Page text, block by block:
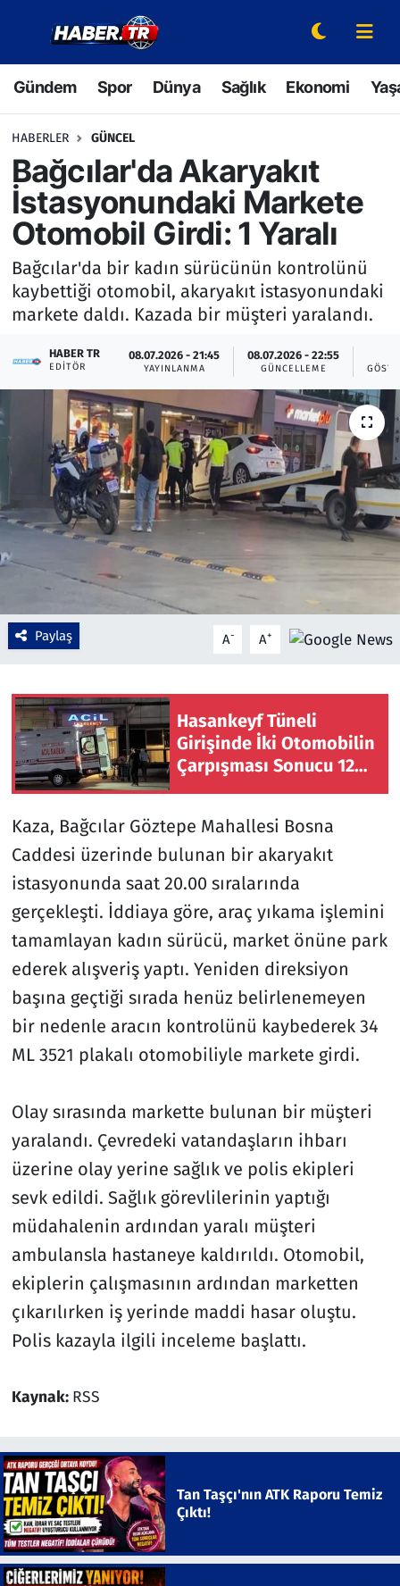
Gündem Spor Dünya Sağlık Ekonomi
HABERLER GÜNCEL
Bağcılar'da Akaryakıt
İstasyonundaki Markete
Otomobil Girdi: 1 Yaralı
Bağcılar'da bir kadın sürücünün kontrolünü
kaybettiği otomobil, akaryakıt istasyonundaki
markete daldı. Kazada bir müşteri yaralandı.
HABER TR
EDITÖR
08.07.2026 - 21:45
YAYINLANMA
08.07.2026 - 22:55
GÜNCELLEME
Paylaş A- A+
Hasankeyf Tüneli
Girişinde İki Otomobilin
Çarpışması Sonucu 12
Kaza, Bağcılar Göztepe Mahallesi Bosna
Caddesi üzerinde bulunan bir akaryakıt
istasyonunda saat 20.00 sıralarında
gerçekleşti. İddiaya göre, araç yıkama işlemini
tamamlayan kadın sürücü, market önüne park
ederek alışveriş yaptı. Yeniden direksiyon
başına geçtiği sırada henüz belirlenemeyen
bir nedenle aracın kontrolünü kaybederek 34
ML 3521 plakalı otomobiliyle markete girdi.
Olay sırasında markette bulunan bir müşteri
yaralandı. Çevredeki vatandaşların ihbarı
üzerine olay yerine sağlık ve polis ekipleri
sevk edildi. Sağlık görevlilerinin yaptığı
müdahalenin ardından yaralı müşteri
ambulansla hastaneye kaldırıldı. Otomobil,
ekiplerin çalışmasının ardından marketten
çıkarılırken iş yerinde maddi hasar oluştu.
Polis kazayla ilgili inceleme başlattı.
Kaynak: RSS
Tan Taşçı'nın ATK Raporu Temiz
Çıktı!
Gündem
Spor
Dünya
Sağlık
Ekonomi
Yaşam
Bilim ve Teknoloji
Çevre & Doğa
Eğitim
Turizm
Hava Durumu
Trafik Durumu
Süper Lig Puan Durumu ve Fikstür
Tüm Manşetler
Son Dakika Haberleri
Haber Arşivi